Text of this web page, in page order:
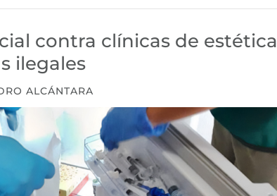
contra clínicas de estética
ilegales
ALCÁNTARA